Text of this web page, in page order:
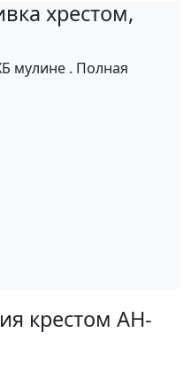
хрестом,
мулине . Полная
крестом AH-